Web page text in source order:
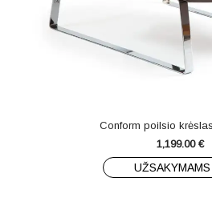
Conform poilsio
1,199.00 €